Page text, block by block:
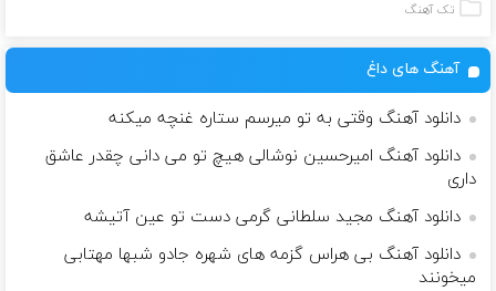
تک آهنگ
آهنگ های داغ
دانلود آهنگ وقتی به تو میرسم ستاره غنچه میکنه
دانلود آهنگ امیرحسین نوشالی هیچ‌ تو می دانی چقدر عاشق
داری
دانلود آهنگ مجید سلطانی گرمی دست تو عین آتیشه
دانلود آهنگ بی هراس گزمه های شهره جادو شبها مهتابی
میخونند